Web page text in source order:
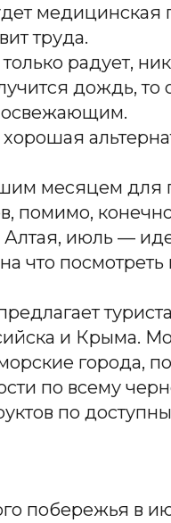
медицинская
труда.
радует,
дождь, то
освежающим.
месяцем для
помимо,
Алтая, июль —
что посмотреть
и Крыма.
города,
по всему
по
побережья в